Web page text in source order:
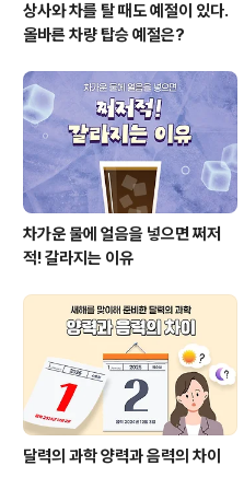
상사와 차를 탈 때도 예절이 있다.
올바른 차량 탑승 예절은?
차가운 물에 얼음을 넣으면 쩌저
적! 갈라지는 이유
달력의 과학 양력과 음력의 차이